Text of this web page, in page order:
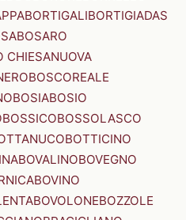
BORTIGALIBORTIGIADAS
BOSARO
CHIESANUOVA
BOSCOREALE
BOSIABOSIO
BOSSICOBOSSOLASCO
BOTTICINO
BOVALINOBOVEGNO
BOVINO
BOVOLONEBOZZOLE